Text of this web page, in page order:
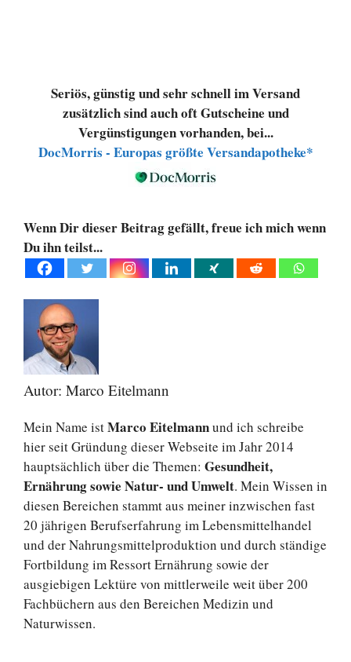
Seriös, günstig und sehr schnell im Versand
zusätzlich sind auch oft Gutscheine und
Vergünstigungen vorhanden, bei...
DocMorris - Europas größte Versandapotheke*
Wenn Dir dieser Beitrag gefällt, freue ich mich wenn
Du ihn teilst...
Autor: Marco Eitelmann
Mein Name istMarco Eitelmannund ich schreibe
hier seit Gründung dieser Webseite im Jahr 2014
hauptsächlich über die Themen: Gesundheit,
Ernährung sowie Natur- und Umwelt. Mein Wissen in
diesen Bereichen stammt aus meiner inzwischen fast
20 jährigen Berufserfahrung im Lebensmittelhandel
und der Nahrungsmittelproduktion und durch ständige
Fortbildung im Ressort Ernährung sowie der
ausgiebigen Lektüre von mittlerweile weit über 200
Fachbüchern aus den Bereichen Medizin und
Naturwissen.